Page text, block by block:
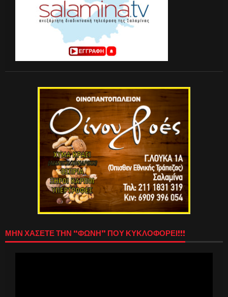
ΜΗΝ ΧΑΣΕΤΕ ΤΗΝ “ΦΩΝΗ” ΠΟΥ ΚΥΚΛΟΦΟΡΕΙ!!!